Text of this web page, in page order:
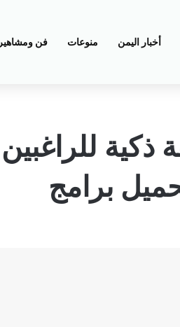
أخبار اليمن منوعات فن ومشاهير
للراغبين
برامج